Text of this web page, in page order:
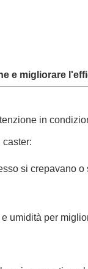
e migliorare
in
si crepavano
umidità per